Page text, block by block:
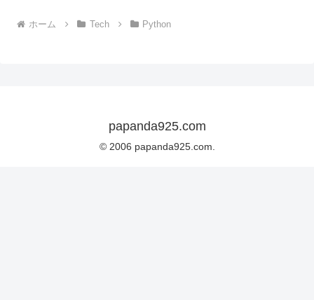
ホーム Tech Python
papanda925.com
© 2006 papanda925.com.